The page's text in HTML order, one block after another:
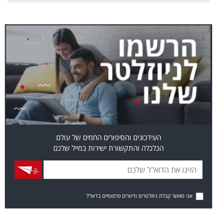
העידכונים והסיפורים החמים של עולם
הכלכלה והתקשורת ישירות במייל שלכם
אני מאשר קבלת ניוזלטרים ודיוורים פרסומיים בדוא"ל